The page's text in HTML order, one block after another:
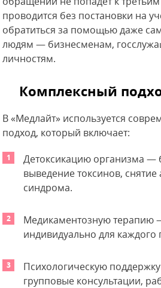
проводится без постановки на
обратиться за помощью даже
людям — бизнесменам,
личностям.
Комплексный
В «Медлайт» используется
подход, который включает:
Детоксикацию организма —
выведение токсинов, снятие
синдрома.
Медикаментозную терапию
индивидуально для каждого
Психологическую
групповые консультации,